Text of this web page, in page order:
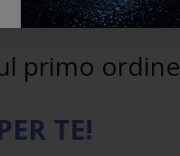
primo ordine
TE!